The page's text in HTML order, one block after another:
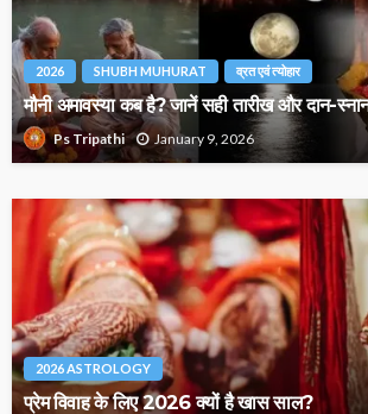
2026 SHUBH MUHURAT व्रत एवं त्योहार
मौनी अमावस्या कब है? जानें सही तारीख और दान-
Ps Tripathi January 9, 2026
2026 ASTROLOGY
प्रेम विवाह के लिए 2026 क्यों है खास साल?